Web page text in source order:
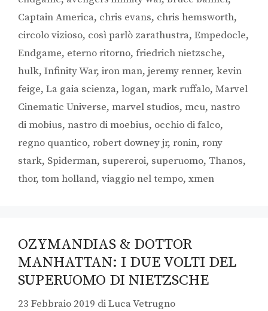
Captain America, chris evans, chris hemsworth,
circolo vizioso, così parlò zarathustra, Empedocle,
Endgame, eterno ritorno, friedrich nietzsche,
hulk, Infinity War, iron man, jeremy renner, kevin
feige, La gaia scienza, logan, mark ruffalo, Marvel
Cinematic Universe, marvel studios, mcu, nastro
di mobius, nastro di moebius, occhio di falco,
regno quantico, robert downey jr, ronin, rony
stark, Spiderman, supereroi, superuomo, Thanos,
thor, tom holland, viaggio nel tempo, xmen
OZYMANDIAS & DOTTOR
MANHATTAN: I DUE VOLTI DEL
SUPERUOMO DI NIETZSCHE
23 Febbraio 2019 diLuca Vetrugno